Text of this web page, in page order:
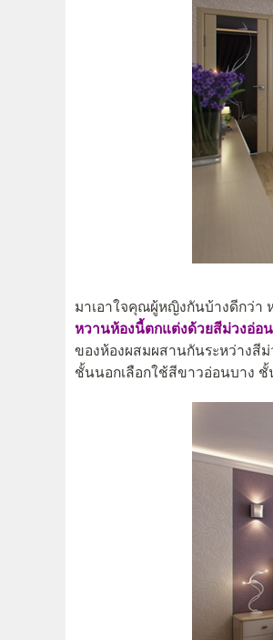
มาเอาใจคุณผู้หญิงกันบ้างดีกว่า
หวานห้องนี้ตกแต่งด้วยสีม่วงอ่อน
ของห้องผสมผสานกันระหว่างสี
ชั้นนอกเลือกใช้สีขาวอ่อนบาง ชั้